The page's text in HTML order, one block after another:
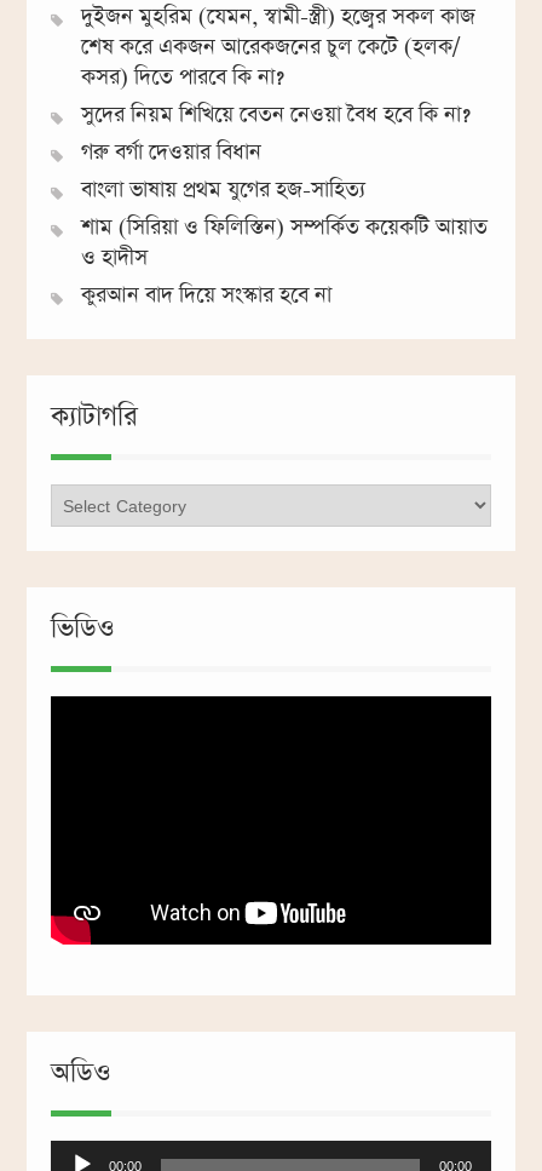
দুইজন মুহরিম (যেমন, স্বামী-স্ত্রী) হজ্বের সকল কাজ
শেষ করে একজন আরেকজনের চুল কেটে (হলক/
কসর) দিতে পারবে কি না?
সুদের নিয়ম শিখিয়ে বেতন নেওয়া বৈধ হবে কি না?
গরু বর্গা দেওয়ার বিধান
বাংলা ভাষায় প্রথম যুগের হজ-সাহিত্য
শাম (সিরিয়া ও ফিলিস্তিন) সম্পর্কিত কয়েকটি আয়াত
ও হাদীস
কুরআন বাদ দিয়ে সংস্কার হবে না
ক্যাটাগরি
ক্যাটাগরি
ভিডিও
অডিও
Audio
00:00 00:00